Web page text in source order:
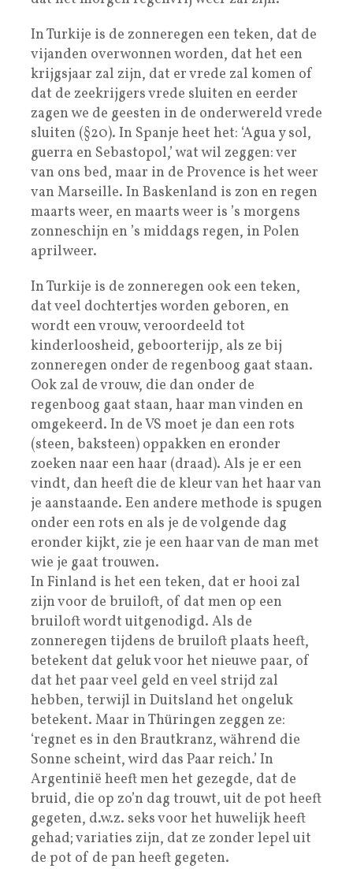
In Turkije is de zonneregen een teken, dat de
vijanden overwonnen worden, dat het een
krijgsjaar zal zijn, dat er vrede zal komen of
dat de zeekrijgers vrede sluiten en eerder
zagen we de geesten in de onderwereld vrede
sluiten (§20). In Spanje heet het: ‘Agua y sol,
guerra en Sebastopol,’ wat wil zeggen: ver
van ons bed, maar in de Provence is het weer
van Marseille. In Baskenland is zon en regen
maarts weer, en maarts weer is ’s morgens
zonneschijn en ’s middags regen, in Polen
aprilweer.
In Turkije is de zonneregen ook een teken,
dat veel dochtertjes worden geboren, en
wordt een vrouw, veroordeeld tot
kinderloosheid, geboorterijp, als ze bij
zonneregen onder de regenboog gaat staan.
Ook zal de vrouw, die dan onder de
regenboog gaat staan, haar man vinden en
omgekeerd. In de VS moet je dan een rots
(steen, baksteen) oppakken en eronder
zoeken naar een haar (draad). Als je er een
vindt, dan heeft die de kleur van het haar van
je aanstaande. Een andere methode is spugen
onder een rots en als je de volgende dag
eronder kijkt, zie je een haar van de man met
wie je gaat trouwen.
In Finland is het een teken, dat er hooi zal
zijn voor de bruiloft, of dat men op een
bruiloft wordt uitgenodigd. Als de
zonneregen tijdens de bruiloft plaats heeft,
betekent dat geluk voor het nieuwe paar, of
dat het paar veel geld en veel strijd zal
hebben, terwijl in Duitsland het ongeluk
betekent. Maar in Thüringen zeggen ze:
‘regnet es in den Brautkranz, während die
Sonne scheint, wird das Paar reich.’ In
Argentinië heeft men het gezegde, dat de
bruid, die op zo’n dag trouwt, uit de pot heeft
gegeten, d.w.z. seks voor het huwelijk heeft
gehad; variaties zijn, dat ze zonder lepel uit
de pot of de pan heeft gegeten.